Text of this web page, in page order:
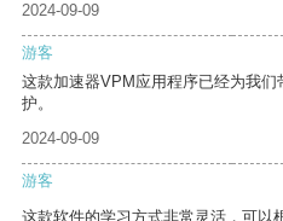
2024-09-09
游客
这款加速器VPM应用程序已经为我
护。
2024-09-09
游客
这款软件的学习方式非常灵活，可以